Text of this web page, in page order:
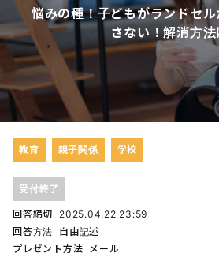
悩みの種！子どもがランドセ
さない！解消方法
教育 親子関係 学校
受付終了
回答締切
2025.04.22 23:59
回答方法
自由記述
プレゼント方法
メール